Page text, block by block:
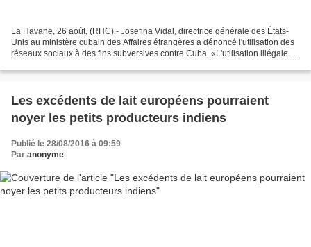
La Havane, 26 août, (RHC).- Josefina Vidal, directrice générale des États-
Unis au ministère cubain des Affaires étrangères a dénoncé l'utilisation des
réseaux sociaux à des fins subversives contre Cuba. «L'utilisation illégale de
Les excédents de lait européens pourraient
noyer les petits producteurs indiens
Publié le 28/08/2016 à 09:59
Par anonyme